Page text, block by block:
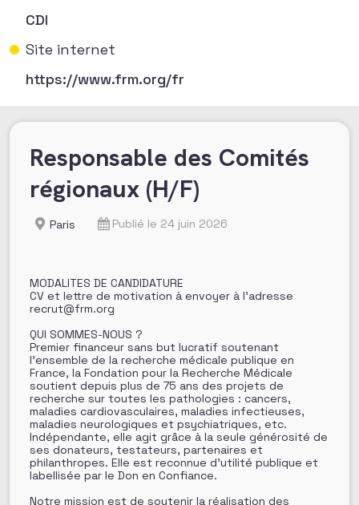
CDI
Site internet
https://www.frm.org/fr
Responsable des Comités
régionaux (H/F)
Paris Publié le 24 juin 2026
MODALITES DE CANDIDATURE
CV et lettre de motivation à envoyer à l’adresse
recrut@frm.org
QUI SOMMES-NOUS ?
Premier financeur sans but lucratif soutenant
l’ensemble de la recherche médicale publique en
France, la Fondation pour la Recherche Médicale
soutient depuis plus de 75 ans des projets de
recherche sur toutes les pathologies : cancers,
maladies cardiovasculaires, maladies infectieuses,
maladies neurologiques et psychiatriques, etc.
Indépendante, elle agit grâce à la seule générosité de
ses donateurs, testateurs, partenaires et
philanthropes. Elle est reconnue d’utilité publique et
labellisée par le Don en Confiance.
Notre mission est de soutenir la réalisation des